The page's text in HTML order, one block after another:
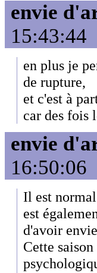
envie
15:43:44
en plus je
de rupture,
et c'est à
car des fois
envie
16:50:06
Il est
est
d'avoir
Cette